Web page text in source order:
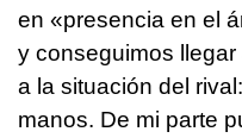
en «presencia en el
y conseguimos
a la situación del
manos. De mi parte